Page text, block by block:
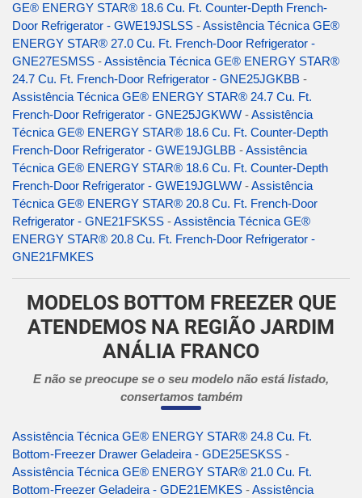
GE® ENERGY STAR® 18.6 Cu. Ft. Counter-Depth French-
Door Refrigerator - GWE19JSLSS -Assistência Técnica GE®
ENERGY STAR® 27.0 Cu. Ft. French-Door Refrigerator -
GNE27ESMSS -Assistência Técnica GE® ENERGY STAR®
24.7 Cu. Ft. French-Door Refrigerator - GNE25JGKBB -
Assistência Técnica GE® ENERGY STAR® 24.7 Cu. Ft.
French-Door Refrigerator - GNE25JGKWW -Assistência
Técnica GE® ENERGY STAR® 18.6 Cu. Ft. Counter-Depth
French-Door Refrigerator - GWE19JGLBB -Assistência
Técnica GE® ENERGY STAR® 18.6 Cu. Ft. Counter-Depth
French-Door Refrigerator - GWE19JGLWW -Assistência
Técnica GE® ENERGY STAR® 20.8 Cu. Ft. French-Door
Refrigerator - GNE21FSKSS -Assistência Técnica GE®
ENERGY STAR® 20.8 Cu. Ft. French-Door Refrigerator -
GNE21FMKES
MODELOS BOTTOM FREEZER QUE
ATENDEMOS NA REGIÃO JARDIM
ANÁLIA FRANCO
E não se preocupe se o seu modelo não está listado,
consertamos também
Assistência Técnica GE® ENERGY STAR® 24.8 Cu. Ft.
Bottom-Freezer Drawer Geladeira - GDE25ESKSS -
Assistência Técnica GE® ENERGY STAR® 21.0 Cu. Ft.
Bottom-Freezer Geladeira - GDE21EMKES -Assistência